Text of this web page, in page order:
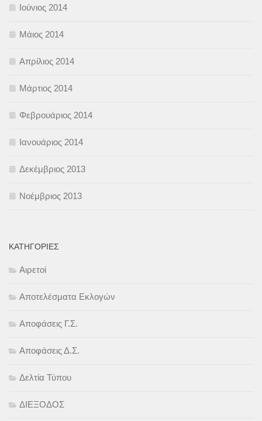
Ιούνιος 2014
Μάιος 2014
Απρίλιος 2014
Μάρτιος 2014
Φεβρουάριος 2014
Ιανουάριος 2014
Δεκέμβριος 2013
Νοέμβριος 2013
KΑΤΗΓΟΡΊΕΣ
Αιρετοί
Αποτελέσματα Εκλογών
Αποφάσεις Γ.Σ.
Αποφάσεις Δ.Σ.
Δελτία Τύπου
ΔΙΕΞΟΔΟΣ